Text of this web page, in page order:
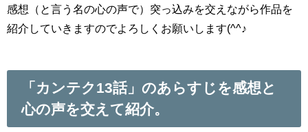
感想（と言う名の心の声で）突っ込みを交えながら作品を
紹介していきますのでよろしくお願いします(^^♪
「カンテク13話」のあらすじを感想と
心の声を交えて紹介。